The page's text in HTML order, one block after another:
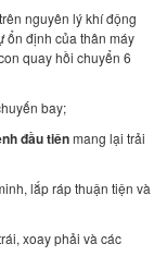
nguyên lý khí động
ổn định của thân máy
quay hồi chuyển 6
bay;
đầu tiênmang lại trải
lắp ráp thuận tiện và
xoay phải và các